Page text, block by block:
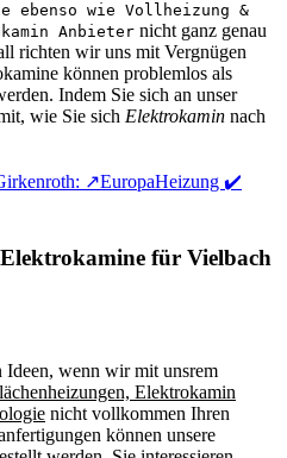
ebenso wie Vollheizung &
Anbieter nicht ganz genau
richten wir uns mit Vergnügen
können problemlos als
Indem Sie sich an unser
wie Sie sich Elektrokamin nach
↗️EuropaHeizung ✔️
für Vielbach
wenn wir mit unsrem
Elektrokamin
nicht vollkommen Ihren
können unsere